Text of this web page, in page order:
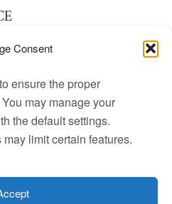
Consent
ensure the proper
may manage your
the default settings.
limit certain features.